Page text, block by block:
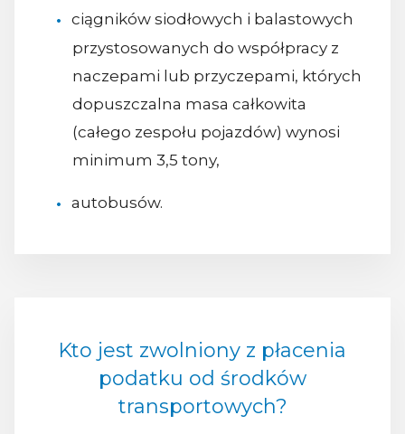
ciągników siodłowych i balastowych
przystosowanych do współpracy z
naczepami lub przyczepami, których
dopuszczalna masa całkowita
(całego zespołu pojazdów) wynosi
minimum 3,5 tony,
autobusów.
Kto jest zwolniony z płacenia
podatku od środków
transportowych?